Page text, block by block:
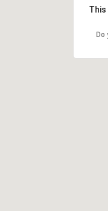
This